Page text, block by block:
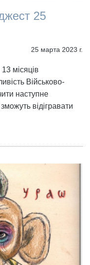
25
25 марта 2023 г.
місяців
Військово-
наступне
відігравати